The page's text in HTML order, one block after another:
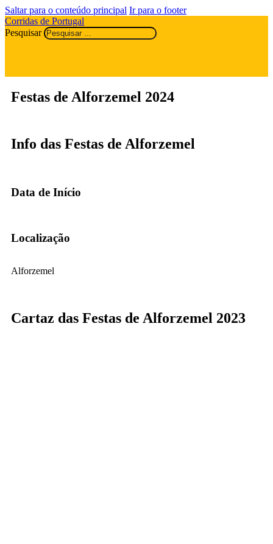
Saltar para o conteúdo principal Ir para o footer
Corridas de Portugal
Pesquisar
Festas de Alforzemel 2024
Info das Festas de Alforzemel
Data de Início
Localização
Alforzemel
Cartaz das Festas de Alforzemel 2023